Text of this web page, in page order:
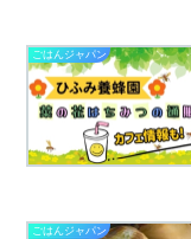
ごはんジャパン
ごはんジャパン